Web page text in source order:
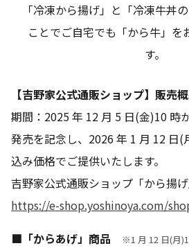
「冷凍から揚げ」と「冷凍牛丼
ことでご自宅でも「から牛」を
す。
【吉野家公式通販ショップ】販売
期間：2025 年 12 月 5 日(金)10 時
発売を記念し、2026 年 1 月 12 日(
込み価格でご提供いたします。
吉野家公式通販ショップ「から揚
https://e-shop.yoshinoya.com/
■「からあげ」商品
※1 月 12 日(月